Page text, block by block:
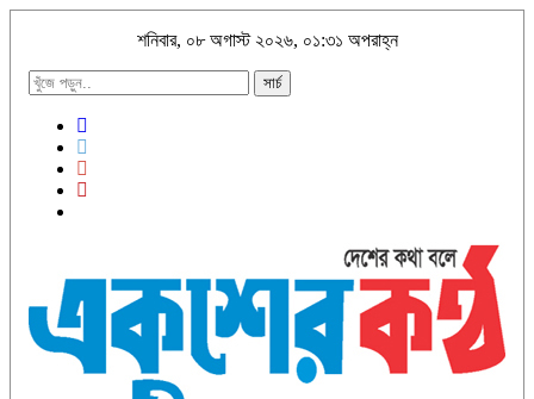
শনিবার, ০৮ অগাস্ট ২০২৬, ০১:৩১ অপরাহ্ন
সার্চ